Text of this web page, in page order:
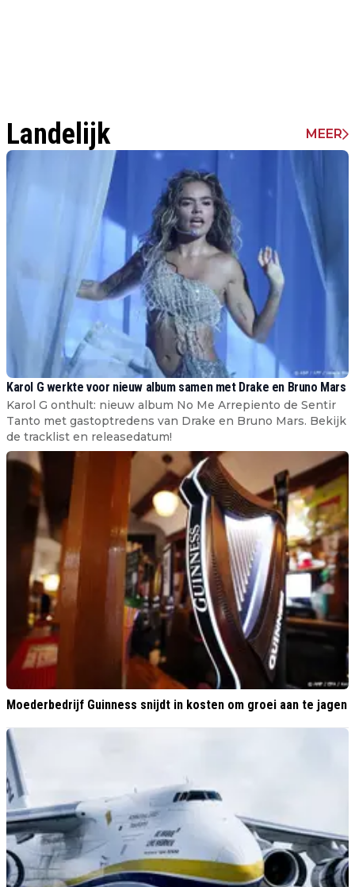
Landelijk MEER
Karol G werkte voor nieuw album samen met Drake en Bruno Mars
Karol G onthult: nieuw album No Me Arrepiento de Sentir
Tanto met gastoptredens van Drake en Bruno Mars. Bekijk
de tracklist en releasedatum!
Moederbedrijf Guinness snijdt in kosten om groei aan te jagen